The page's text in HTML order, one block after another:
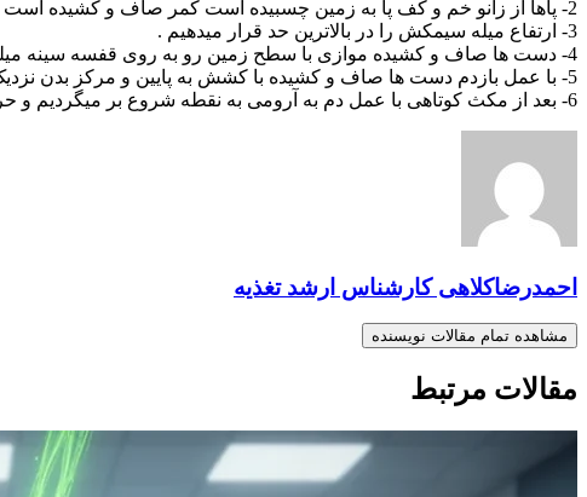
2- پاها از زانو خم و کف پا به زمین چسبیده است کمر صاف و کشیده است
3- ارتفاع میله سیمکش را در بالاترین حد قرار میدهیم .
4- دست ها صاف و کشیده موازی با سطح زمین رو به روی قفسه سینه میله سیمکش را میگیریم کف دست ها رو به پایین قرار دارد.
5- با عمل بازدم دست ها صاف و کشیده با کشش به پایین و مرکز بدن نزدیک ران ها هدایت میشود .
6- بعد از مکث کوتاهی با عمل دم به آرومی به نقطه شروع بر میگردیم و حرکت تکرار میشود.
احمدرضاکلاهی کارشناس ارشد تغذیه
مشاهده تمام مقالات نویسنده
مقالات مرتبط